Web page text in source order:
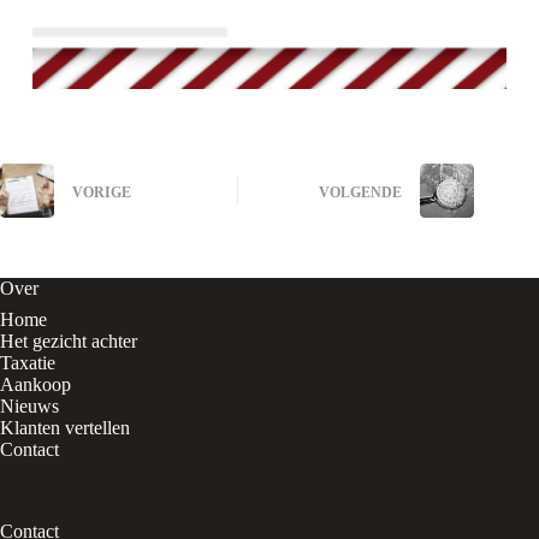
VORIGE VOLGENDE
Over
Home
Het gezicht achter
Taxatie
Aankoop
Nieuws
Klanten vertellen
Contact
Contact